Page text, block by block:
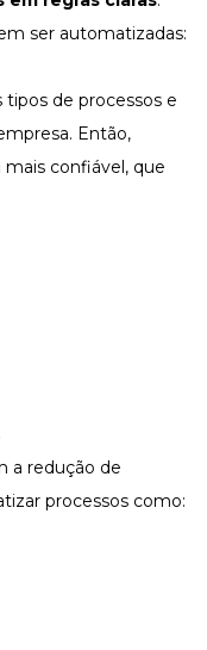
ser automatizadas:
de processos e
Então,
confiável, que
a redução de
processos como: